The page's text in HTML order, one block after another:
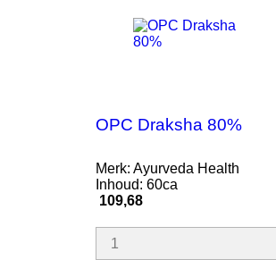
OPC Draksha 80%
Merk: Ayurveda Health
Inhoud: 60ca
Prijs
109,68